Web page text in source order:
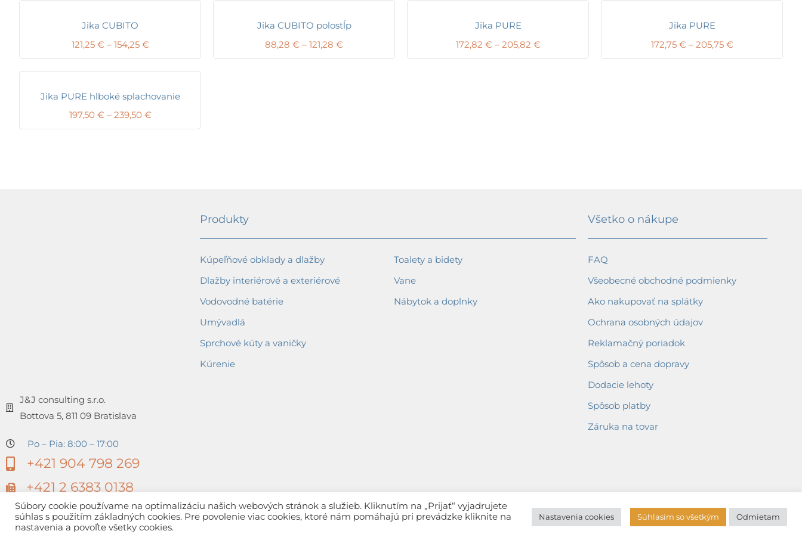
Jika CUBITO
121,25 € – 154,25 €Price
range:
121,25 €
154,25 €
Jika CUBITO polostĺp
88,28 € – 121,28 €
range:
Jika PURE
172,82 € – 205,82 €Price
range:
Jika PURE
172,75 € – 205,75 €Price
range:
Jika PURE hlboké splachovanie
197,50 € – 239,50 €Price
range:
J&J consulting s.r.o.
Bottova 5, 811 09 Bratislava
Po – Pia: 8:00 – 17:00
+421 904 798 269
+421 2 6383 0138
Produkty
Kúpeľňové obklady a dlažby
Dlažby interiérové a exteriérové
Vodovodné batérie
Umývadlá
Sprchové kúty a vaničky
Kúrenie
Toalety a bidety
Vane
Nábytok a doplnky
Všetko o nákupe
FAQ
Všeobecné obchodné podmienky
Ako nakupovať na splátky
Ochrana osobných údajov
Reklamačný poriadok
Spôsob a cena dopravy
Dodacie lehoty
Spôsob platby
Záruka na tovar
Súbory cookie používame na optimalizáciu našich webových stránok a služieb. Kliknutím na „Prijať“ vyjadrujete
súhlas s použitím základných cookies. Pre povolenie viac cookies, ktoré nám pomáhajú pri prevádzke kliknite na
nastavenia a povoľte všetky cookies.
Nastavenia cookies Súhlasím so všetkým Odmietam